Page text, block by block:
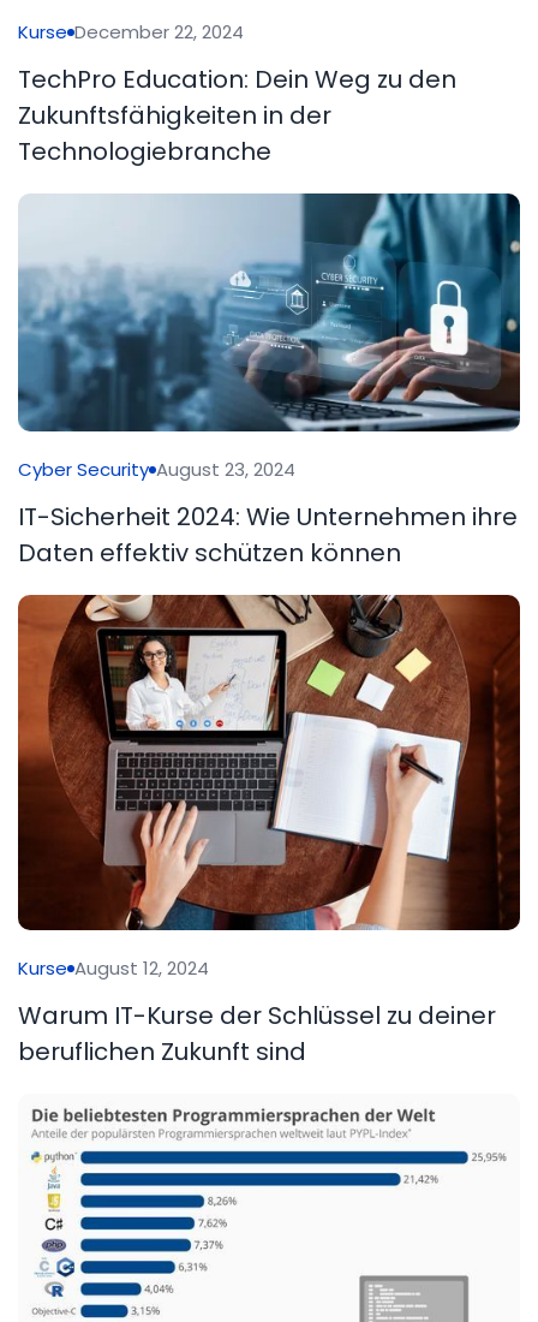
Kurse December 22, 2024
TechPro Education: Dein Weg zu den
Zukunftsfähigkeiten in der
Technologiebranche
Cyber Security August 23, 2024
IT-Sicherheit 2024: Wie Unternehmen ihre
Daten effektiv schützen können
Kurse August 12, 2024
Warum IT-Kurse der Schlüssel zu deiner
beruflichen Zukunft sind